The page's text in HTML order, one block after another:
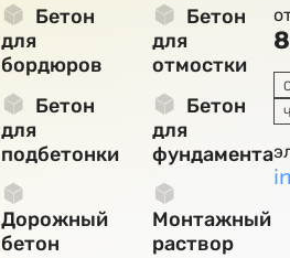
Бетон
для
бордюров
Бетон
для
отмостки
Бетон
для
подбетонки
Бетон
для
фундамента
Дорожный
бетон
Монтажный
раствор